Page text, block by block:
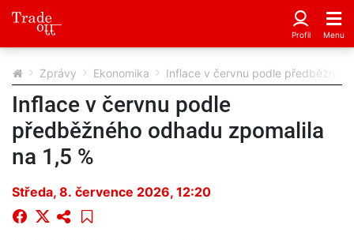
Zprávy Ekonomika Inflace v červnu podle
Inflace v červnu podle
předběžného odhadu zpomalila
na 1,5 %
Středa, 8. července 2026, 12:20